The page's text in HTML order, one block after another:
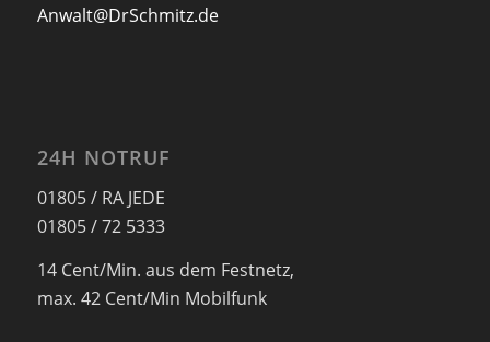
Anwalt@DrSchmitz.de
24H NOTRUF
01805 / RA JEDE
01805 / 72 5333
14 Cent/Min. aus dem Festnetz,
max. 42 Cent/Min Mobilfunk